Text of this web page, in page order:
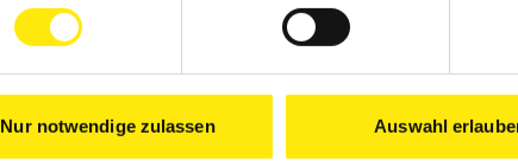
Nur notwendige zulassen Auswahl
selbstständig einen passenden Termin
deinen Kalender eingetragen wird.
meetergo:Super benutzerfreundlich und
virtuelles Beratungsgespräch führen